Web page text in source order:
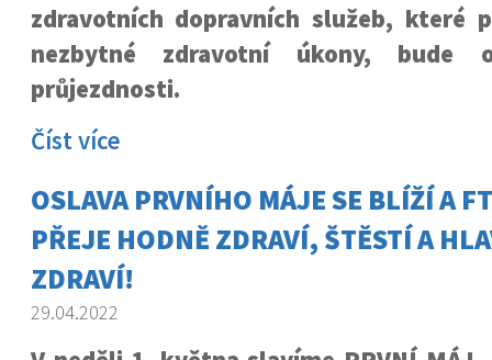
zdravotních dopravních služeb, které
nezbytné zdravotní úkony, bude
průjezdnosti.
Číst více
OSLAVA PRVNÍHO MÁJE SE BLÍŽÍ A
PŘEJE HODNĚ ZDRAVÍ, ŠTĚSTÍ A
ZDRAVÍ!
29.04.2022